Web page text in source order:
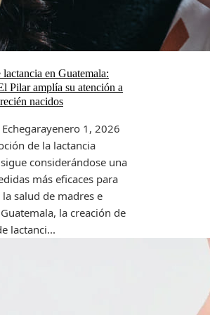
en Guatemala:
Pilar amplía su atención a
nacidos
enero 1, 2026
de la lactancia
considerándose una
más eficaces para
salud de madres e
la creación de
lactanci...